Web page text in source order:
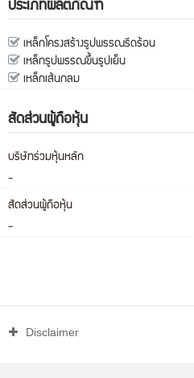
ประเภทผลิตภัณฑ์
เหล็กโครงสร้างรูปพรรณรีดร้อน
เหล็กรูปพรรณขึ้นรูปเย็น
เหล็กเส้นกลม
สัดส่วนผู้ถือหุ้น
บริษัทร่วมหุ้นหลัก
-
สัดส่วนผู้ถือหุ้น
-
Disclaimer